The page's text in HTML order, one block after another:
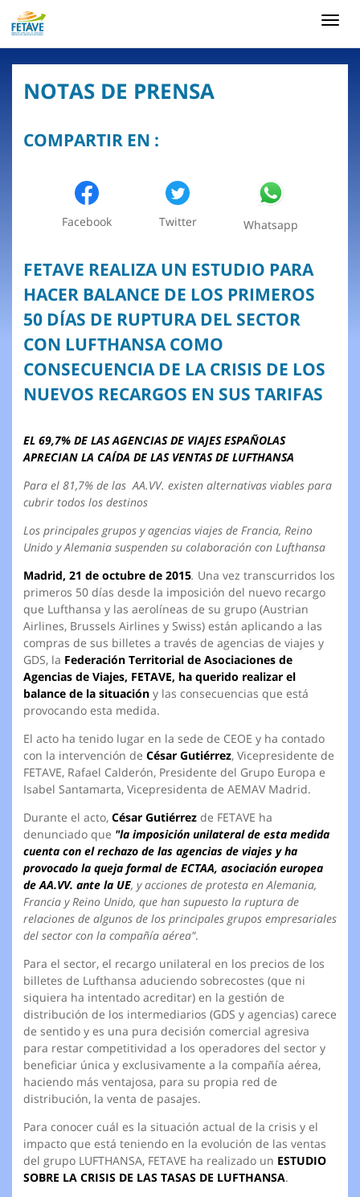
NOTAS DE PRENSA
COMPARTIR EN :
Facebook Twitter Whatsapp
FETAVE REALIZA UN ESTUDIO PARA
HACER BALANCE DE LOS PRIMEROS
50 DÍAS DE RUPTURA DEL SECTOR
CON LUFTHANSA COMO
CONSECUENCIA DE LA CRISIS DE LOS
NUEVOS RECARGOS EN SUS TARIFAS
EL 69,7% DE LAS AGENCIAS DE VIAJES ESPAÑOLAS
APRECIAN LA CAÍDA DE LAS VENTAS DE LUFTHANSA
Para el 81,7% de las AA.VV. existen alternativas viables para
cubrir todos los destinos
Los principales grupos y agencias viajes de Francia, Reino
Unido y Alemania suspenden su colaboración con Lufthansa
Madrid, 21 de octubre de 2015. Una vez transcurridos los
primeros 50 días desde la imposición del nuevo recargo
que Lufthansa y las aerolíneas de su grupo (Austrian
Airlines, Brussels Airlines y Swiss) están aplicando a las
compras de sus billetes a través de agencias de viajes y
GDS, la Federación Territorial de Asociaciones de
Agencias de Viajes, FETAVE, ha querido realizar el
balance de la situación y las consecuencias que está
provocando esta medida.
El acto ha tenido lugar en la sede de CEOE y ha contado
con la intervención de César Gutiérrez, Vicepresidente de
FETAVE, Rafael Calderón, Presidente del Grupo Europa e
Isabel Santamarta, Vicepresidenta de AEMAV Madrid.
Durante el acto, César Gutiérrez de FETAVE ha
denunciado que "la imposición unilateral de esta medida
cuenta con el rechazo de las agencias de viajes y ha
provocado la queja formal de ECTAA, asociación europea
de AA.VV. ante la UE, y acciones de protesta en Alemania,
Francia y Reino Unido, que han supuesto la ruptura de
relaciones de algunos de los principales grupos empresariales
del sector con la compañía aérea".
Para el sector, el recargo unilateral en los precios de los
billetes de Lufthansa aduciendo sobrecostes (que ni
siquiera ha intentado acreditar) en la gestión de
distribución de los intermediarios (GDS y agencias) carece
de sentido y es una pura decisión comercial agresiva
para restar competitividad a los operadores del sector y
beneficiar única y exclusivamente a la compañía aérea,
haciendo más ventajosa, para su propia red de
distribución, la venta de pasajes.
Para conocer cuál es la situación actual de la crisis y el
impacto que está teniendo en la evolución de las ventas
del grupo LUFTHANSA, FETAVE ha realizado un ESTUDIO
SOBRE LA CRISIS DE LAS TASAS DE LUFTHANSA.